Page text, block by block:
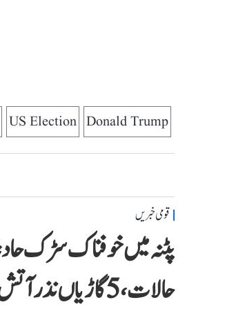
Donald Trump
US Election
قومی خبریں
حالات، 5 گاڑیاں نذر آتش، پولیس پر پتھراؤ